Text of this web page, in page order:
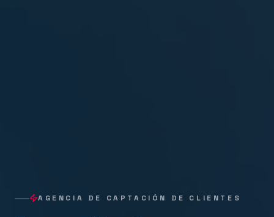
AGENCIA DE CAPTACIÓN DE CLIENTES